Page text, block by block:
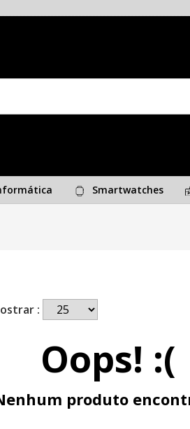
Smartwatches
:
Oops! :(
produto